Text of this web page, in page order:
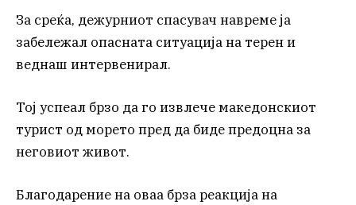
За среќа, дежурниот спасувач навреме ја
забележал опасната ситуација на терен и
веднаш интервенирал.
Тој успеал брзо да го извлече македонскиот
турист од морето пред да биде предоцна за
неговиот живот.
Благодарение на оваа брза реакција на